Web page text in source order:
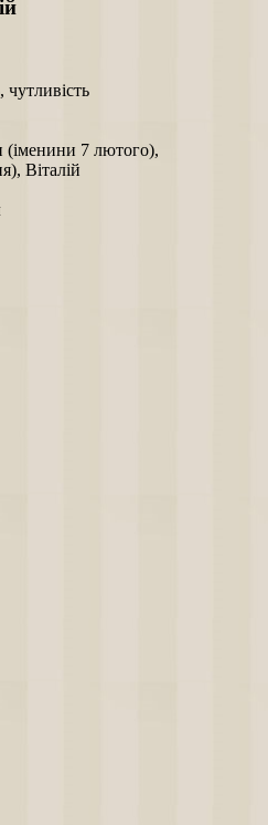
чутливість
(іменини 7 лютого),
Віталій